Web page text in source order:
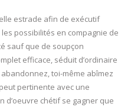
estrade afin de exécutif
possibilités en compagnie de
sauf que de soupçon
efficace, séduit d’ordinaire
toi-même abîmez
pertinente avec une
d’oeuvre chétif se gagner que